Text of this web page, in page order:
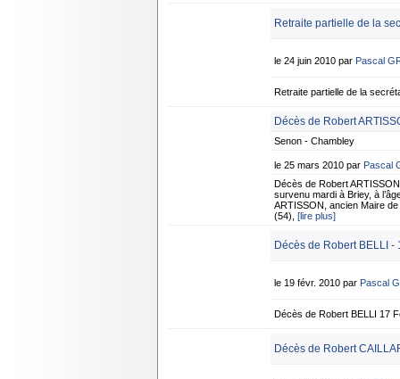
Retraite partielle de la
le 24 juin 2010 par Pascal
Retraite partielle de la
Décès de Robert
Senon - Chambley
le 25 mars 2010 par Pascal
Décès de Robert
survenu mardi à Briey, à
ARTISSON, ancien Maire
(54), [lire plus]
Décès de Robert BELLI -
le 19 févr. 2010 par Pascal
Décès de Robert BELLI 17
Décès de Robert